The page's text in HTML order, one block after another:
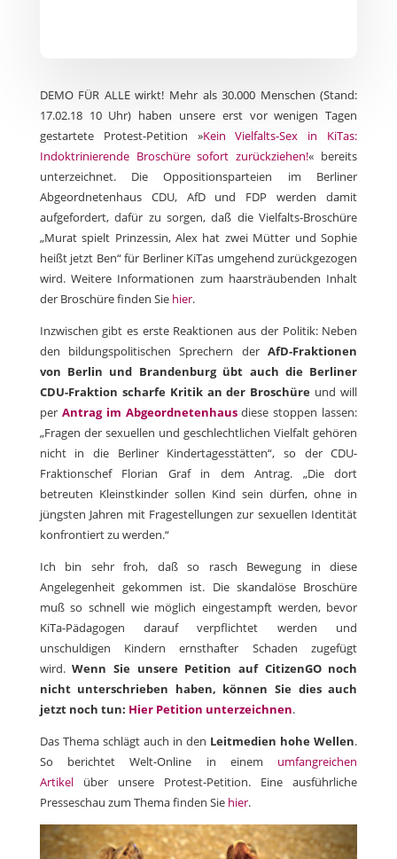
DEMO FÜR ALLE wirkt! Mehr als 30.000 Menschen (Stand:
17.02.18 10 Uhr) haben unsere erst vor wenigen Tagen
gestartete Protest-Petition »Kein Vielfalts-Sex in KiTas:
Indoktrinierende Broschüre sofort zurückziehen!« bereits
unterzeichnet. Die Oppositionsparteien im Berliner
Abgeordnetenhaus CDU, AfD und FDP werden damit
aufgefordert, dafür zu sorgen, daß die Vielfalts-Broschüre
„Murat spielt Prinzessin, Alex hat zwei Mütter und Sophie
heißt jetzt Ben“ für Berliner KiTas umgehend zurückgezogen
wird.Weitere Informationen zum haarsträubenden Inhalt
der Broschüre finden Sie hier.
Inzwischen gibt es erste Reaktionen aus der Politik: Neben
den bildungspolitischen Sprechern derAfD-Fraktionen
von Berlin und Brandenburg übt auch die Berliner
CDU-Fraktion scharfe Kritik an der Broschüre und will
per Antrag im Abgeordnetenhaus diese stoppen lassen:
„Fragen der sexuellen und geschlechtlichen Vielfalt gehören
nicht in die Berliner Kindertagesstätten“, so der CDU-
Fraktionschef Florian Graf in dem Antrag. „Die dort
betreuten Kleinstkinder sollen Kind sein dürfen, ohne in
jüngsten Jahren mit Fragestellungen zur sexuellen Identität
konfrontiert zu werden.“
Ich bin sehr froh, daß so rasch Bewegung in diese
Angelegenheit gekommen ist. Die skandalöse Broschüre
muß so schnell wie möglich eingestampft werden, bevor
KiTa-Pädagogen darauf verpflichtet werden und
unschuldigen Kindern ernsthafter Schaden zugefügt
wird.Wenn Sie unsere Petition auf CitizenGO noch
nicht unterschrieben haben, können Sie dies auch
jetzt noch tun: Hier Petition unterzeichnen.
Das Thema schlägt auch in den Leitmedien hohe Wellen.
So berichtet Welt-Online in einem umfangreichen
Artikelüber unsere Protest-Petition. Eine ausführliche
Presseschau zum Thema finden Sie hier.